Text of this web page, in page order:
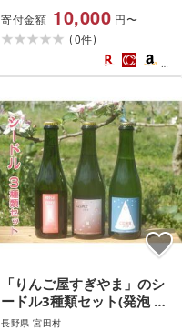
州 自然 休暇 田舎 雄大な景
色 リフレッシュ リラックス
週末旅行 登山 風景)
寄付金額 10,000 円〜
(0件)
「りんご屋すぎやま」のシ
ードル3種類セット(発泡 果
実酒 飲料 果汁飲料 サイダ
長野県 宮田村